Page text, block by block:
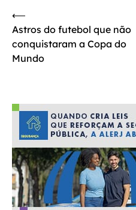
Navegação
de
Post
⟵
Astros do futebol que não
conquistaram a Copa do
Mundo